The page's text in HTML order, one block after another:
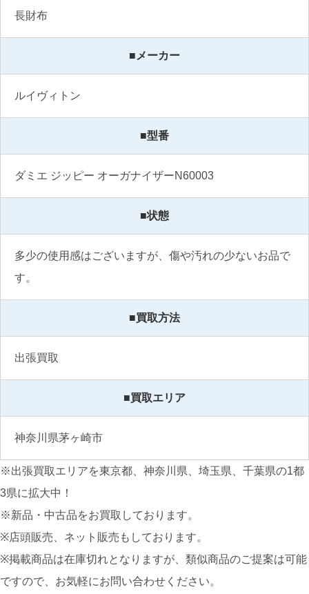
長財布
■メーカー
ルイヴィトン
■型番
ダミエ ジッピー オーガナイザーN60003
■状態
多少の使用感はございますが、傷や汚れの少ないお品で
す。
■買取方法
出張買取
■買取エリア
神奈川県茅ヶ崎市
※出張買取エリアを東京都、神奈川県、埼玉県、千葉県の1都
3県に拡大中！
※新品・中古品をお買取しております。
※店頭販売、ネット販売もしております。
※掲載商品は在庫切れとなりますが、類似商品のご提案は可能
ですので、お気軽にお問い合わせください。